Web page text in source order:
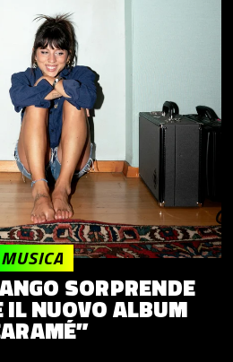
SORPRENDE
IL NUOVO ALBUM
MUSICA